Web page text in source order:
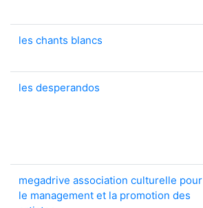
les chants blancs
les desperandos
megadrive association culturelle pour
le management et la promotion des